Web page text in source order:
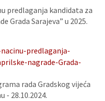
predlaganja kandidata za
Grada Sarajeva” u 2025.
predlaganja-
nagrade-Grada-
rada Gradskog vijeća
- 28.10.2024.